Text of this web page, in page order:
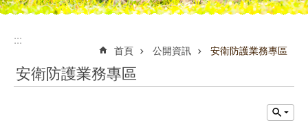
:::
:::
首頁 公開資訊 安衛防護業務專區
安衛防護業務專區